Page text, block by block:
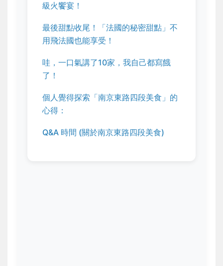
級火饗宴！
最後甜點收尾！「法國的秘密甜點」不
用飛法國也能享受！
哇，一口氣講了10家，我自己都寫餓
了！
個人覺得探索「南京東路四段美食」的
心得：
Q&A 時間 (關於南京東路四段美食)